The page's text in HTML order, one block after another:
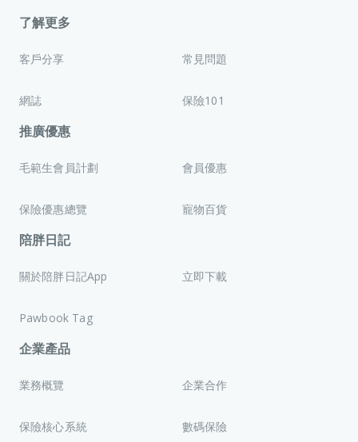
了解更多
客戶分享 常見問題
網誌 保險101
推廣優惠
毛範生會員計劃 會員優惠
保險優惠總覽 寵物百貨
陪胖日記
關於陪胖日記App 立即下載
Pawbook Tag
企業產品
業務概覽 企業合作
保險核心系統 數碼保險